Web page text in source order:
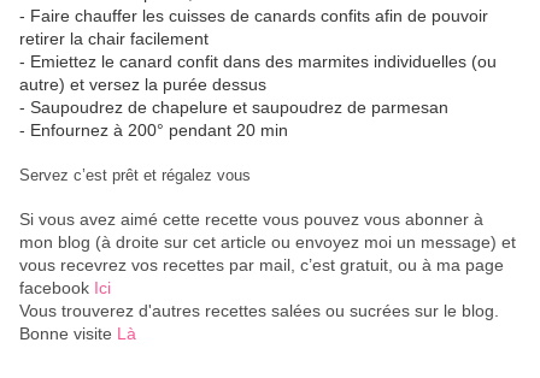
- Faire chauffer les cuisses de canards confits afin de pouvoir
retirer la chair facilement
- Emiettez le canard confit dans des marmites individuelles (ou
autre) et versez la purée dessus
- Saupoudrez de chapelure et saupoudrez de parmesan
- Enfournez à 200° pendant 20 min
Servez c’est prêt et régalez vous
Si vous avez aimé cette recette vous pouvez vous abonner à
mon blog (à droite sur cet article ou envoyez moi un message) et
vous recevrez vos recettes par mail, c’est gratuit , ou à ma page
facebook Ici
Vous trouverez d'autres recettes salées ou sucrées sur le blog.
Bonne visite Là